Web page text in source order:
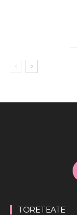
TORETEATE